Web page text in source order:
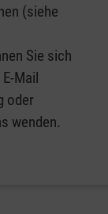
(siehe
Sie sich
Mail
oder
wenden.